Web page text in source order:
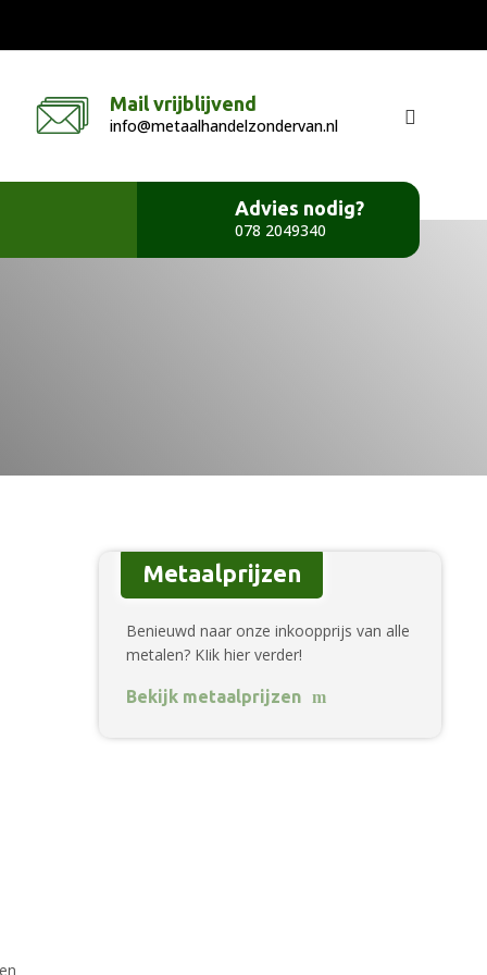
Mail vrijblijvend
info@metaalhandelzondervan.nl
Advies nodig?
078 2049340
Metaalprijzen
Benieuwd naar onze inkoopprijs van alle
metalen? KIik hier verder!
Bekijk metaalprijzen